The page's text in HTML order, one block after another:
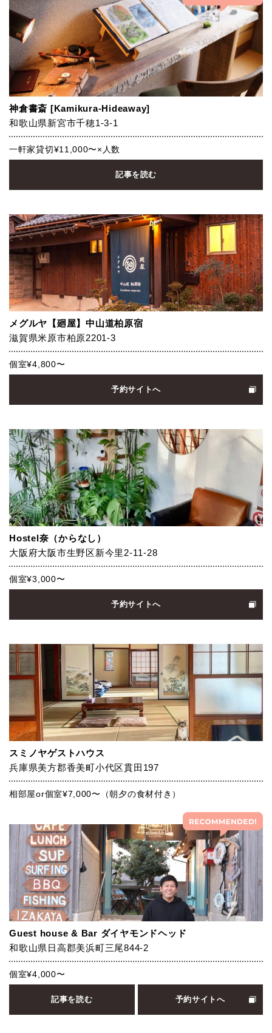
神倉書斎 [Kamikura-Hideaway]
和歌山県新宮市千穂1-3-1
一軒家貸切¥11,000〜×人数
記事を読む
メグルヤ【廻屋】中山道柏原宿
滋賀県米原市柏原2201-3
個室¥4,800〜
予約サイトへ
Hostel奈（からなし）
大阪府大阪市生野区新今里2-11-28
個室¥3,000〜
予約サイトへ
スミノヤゲストハウス
兵庫県美方郡香美町小代区貫田197
相部屋or個室¥7,000〜（朝夕の食材付き）
Guest house & Bar ダイヤモンドヘッド
和歌山県日高郡美浜町三尾844-2
個室¥4,000〜
記事を読む 予約サイトへ